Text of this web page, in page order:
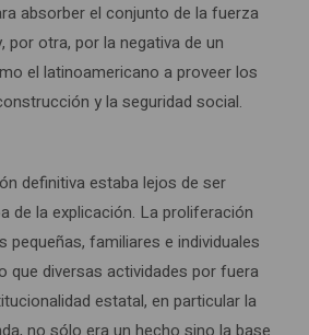
absorber el conjunto de la fuerza
por otra, por la negativa de un
el latinoamericano a proveer los
y la seguridad social.
definitiva estaba lejos de ser
de la explicación. La proliferación
familiares e individuales
que diversas actividades por fuera
estatal, en particular la